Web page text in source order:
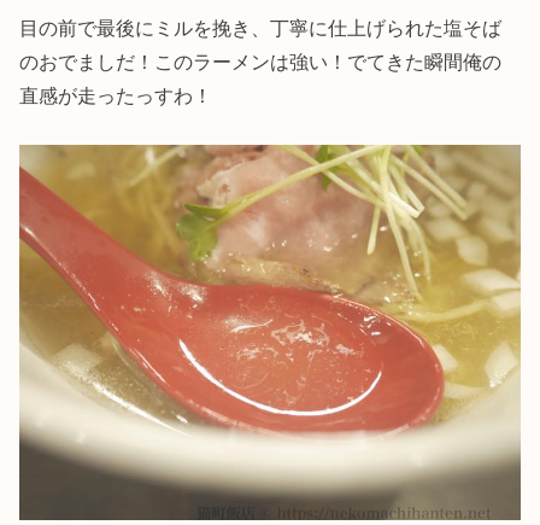
目の前で最後にミルを挽き、丁寧に仕上げられた塩そば
のおでましだ！このラーメンは強い！でてきた瞬間俺の
直感が走ったっすわ！